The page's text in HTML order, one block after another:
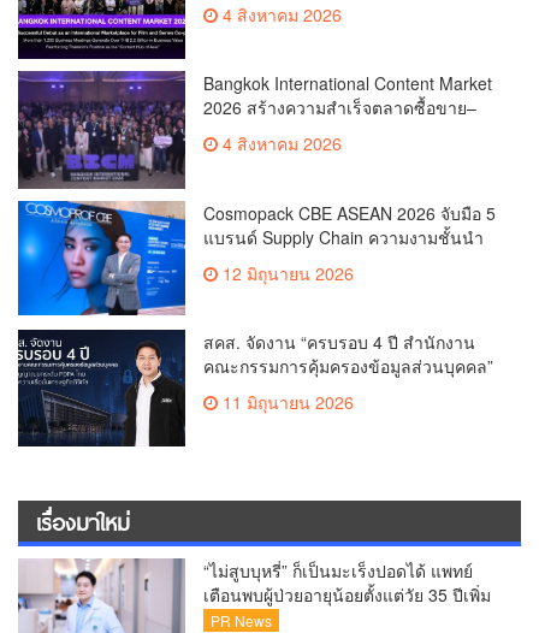
Series Co-productionMore than 1,200
THB 2.2 Billion in Business
ValueReinforcing Thailand’s Position
as the “Content Hub of Asia”
4 สิงหาคม 2026
Bangkok International Content Market
2026 สร้างความสำเร็จตลาดซื้อขาย–
ร่วมผลิตคอนเทนต์ภาพยนตร์และซีรีส์
ระดับนานาชาติเกิดการเจรจาธุรกิจกว่า
ตอกย้ำไทยสู่ “Content Hub of Asia”
4 สิงหาคม 2026
Cosmopack CBE ASEAN 2026 จับมือ 5
แบรนด์ Supply Chain ความงามชั้นนำ
จำลอง “The Sunscreen Factory” ไฮไลต์
Bangkok 2026
12 มิถุนายน 2026
สคส. จัดงาน “ครบรอบ 4 ปี สำนักงาน
คณะกรรมการคุ้มครองข้อมูลส่วนบุคคล”
ความเชื่อมั่นเศรษฐกิจดิจิทัล
11 มิถุนายน 2026
เรื่องมาใหม่
“ไม่สูบบุหรี่” ก็เป็นมะเร็งปอดได้ แพทย์
เตือนพบผู้ป่วยอายุน้อยตั้งแต่วัย 35 ปีเพิ่ม
ขึ้นคนไทยกว่า 70% รู้ตัวเมื่อโรคลุกลาม
PR News